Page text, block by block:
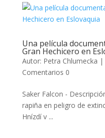
Una película
Gran Hechicero en
Autor: Petra Chlumecka |
Comentarios 0
Saker Falcon -
rapiña en peligro de
Hnízdí v ...